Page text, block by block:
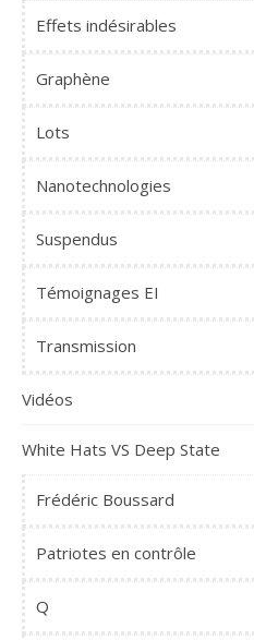
Effets indésirables
Graphène
Lots
Nanotechnologies
Suspendus
Témoignages EI
Transmission
Vidéos
White Hats VS Deep State
Frédéric Boussard
Patriotes en contrôle
Q